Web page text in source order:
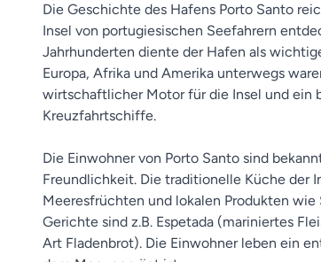
Die Geschichte des Hafens Porto Santo
Insel von portugiesischen Seefahrern
Jahrhunderten diente der Hafen als
Europa, Afrika und Amerika unterwegs
wirtschaftlicher Motor für die Insel und ein
Kreuzfahrtschiffe.
Die Einwohner von Porto Santo sind
Freundlichkeit. Die traditionelle Küche der
Meeresfrüchten und lokalen Produkten
Gerichte sind z.B. Espetada (mariniertes
Art Fladenbrot). Die Einwohner leben ein